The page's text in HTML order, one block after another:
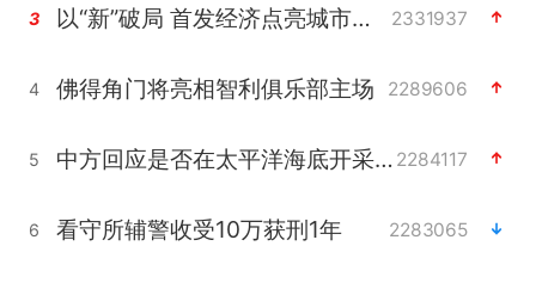
3 以“新”破局 首发经济点亮城市消费活力 2331937
4 佛得角门将亮相智利俱乐部主场 2289606
5 中方回应是否在太平洋海底开采稀土 2284117
6 看守所辅警收受10万获刑1年 2283065